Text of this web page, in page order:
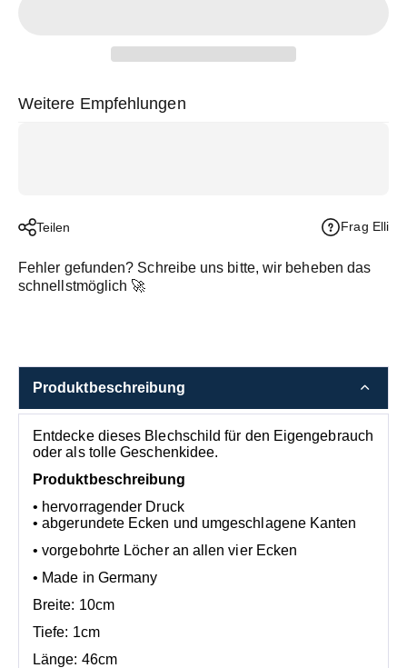
Weitere Empfehlungen
Teilen Frag Elli
Fehler gefunden? Schreibe uns bitte, wir beheben das
schnellstmöglich 🚀
Produktbeschreibung
Entdecke dieses Blechschild für den Eigengebrauch
oder als tolle Geschenkidee.
Produktbeschreibung
• hervorragender Druck
• abgerundete Ecken und umgeschlagene Kanten
• vorgebohrte Löcher an allen vier Ecken
• Made in Germany
Breite: 10cm
Tiefe: 1cm
Länge: 46cm